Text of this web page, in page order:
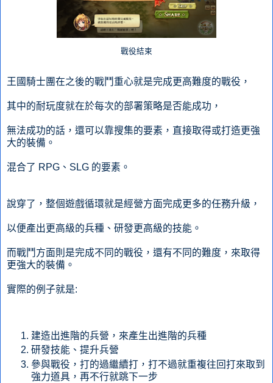
戰役結束
王國騎士團在之後的戰鬥重心就是完成更高難度的戰役，
其中的耐玩度就在於每次的部署策略是否能成功，
無法成功的話，還可以靠搜集的要素，直接取得或打造更強
大的裝備。
混合了 RPG、SLG 的要素。
說穿了，整個遊戲循環就是經營方面完成更多的任務升級，
以便產出更高級的兵種、研發更高級的技能。
而戰鬥方面則是完成不同的戰役，還有不同的難度，來取得
更強大的裝備。
實際的例子就是:
建造出進階的兵營，來產生出進階的兵種
研發技能、提升兵營
參與戰役，打的過繼續打，打不過就重複往回打來取到
強力道具，再不行就跳下一步